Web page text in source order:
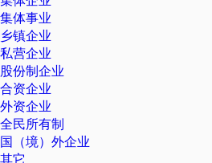
集体事业
乡镇企业
私营企业
股份制企业
合资企业
外资企业
全民所有制
国（境）外企业
其它